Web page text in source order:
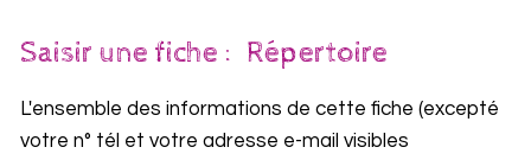
Saisir une fiche : Répertoire
L'ensemble des informations de cette fiche (excepté
votre n° tél et votre adresse e-mail visibles